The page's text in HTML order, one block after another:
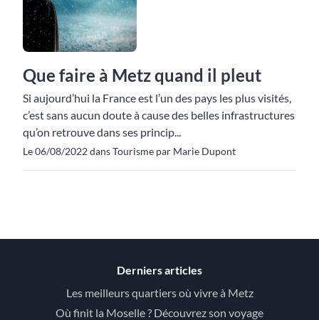
Que faire à Metz quand il pleut
Si aujourd’hui la France est l’un des pays les plus visités,
c’est sans aucun doute à cause des belles infrastructures
qu’on retrouve dans ses princip...
Le 06/08/2022 dans Tourisme par Marie Dupont
Derniers articles
Les meilleurs quartiers où vivre à Metz
Où finit la Moselle ? Découvrez son voyage